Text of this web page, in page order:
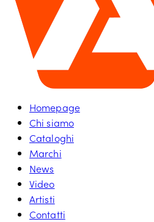
Homepage
Chi siamo
Cataloghi
Marchi
News
Video
Artisti
Contatti